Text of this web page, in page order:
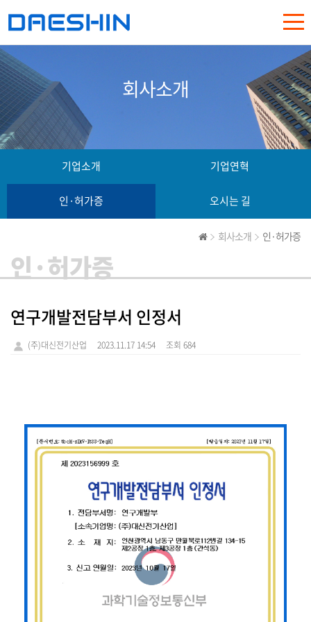
회사소개
기업소개 기업연혁
인·허가증 오시는 길
회사소개 인·허가증
인·허가증
연구개발전담부서 인정서
(주)대신전기산업 2023.11.17 14:54 조회 684